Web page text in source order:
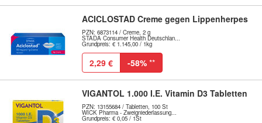
ACICLOSTAD Creme gegen Lippenherpes
PZN: 6873114 / Creme, 2 g
STADA Consumer Health Deutschlan...
Grundpreis: € 1.145,00 / 1kg
2,29 € -58% **
VIGANTOL 1.000 I.E. Vitamin D3 Tabletten
PZN: 13155684 / Tabletten, 100 St
WICK Pharma - Zweigniederlassung...
Grundpreis: € 0,05 / 1St